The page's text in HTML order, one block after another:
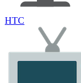
HTC